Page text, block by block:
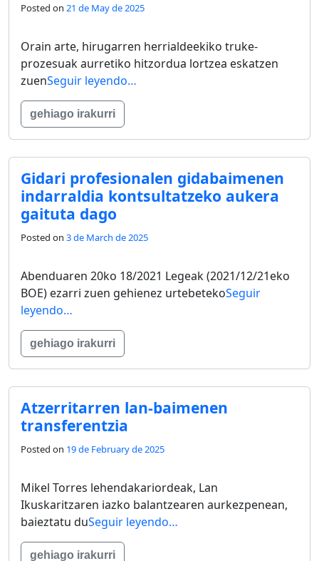
Posted on 21 de May de 2025
Orain arte, hirugarren herrialdeekiko truke-
prozesuak aurretiko hitzordua lortzea eskatzen
zuenSeguir leyendo…
gehiago irakurri
Gidari profesionalen gidabaimenen
indarraldia kontsultatzeko aukera
gaituta dago
Posted on 3 de March de 2025
Abenduaren 20ko 18/2021 Legeak (2021/12/21eko
BOE) ezarri zuen gehienez urtebetekoSeguir
leyendo…
gehiago irakurri
Atzerritarren lan-baimenen
transferentzia
Posted on 19 de February de 2025
Mikel Torres lehendakariordeak, Lan
Ikuskaritzaren iazko balantzearen aurkezpenean,
baieztatu duSeguir leyendo…
gehiago irakurri